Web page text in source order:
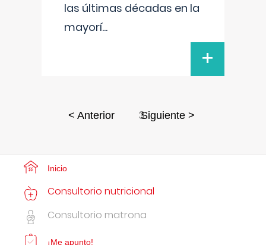
las últimas décadas en la
mayorí...
+
< Anterior 3Siguiente >
Inicio
Consultorio nutricional
Consultorio matrona
¡Me apunto!